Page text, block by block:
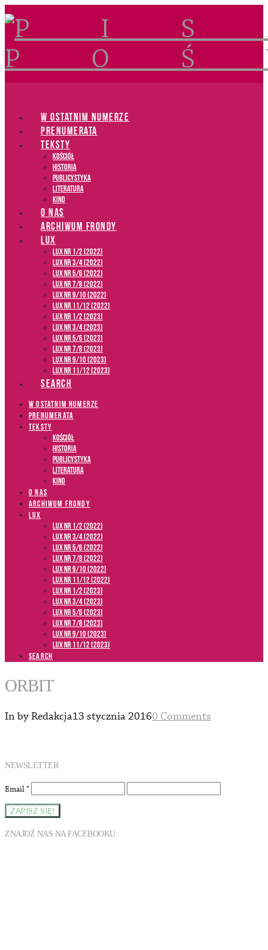
W OSTATNIM NUMERZE
PRENUMERATA
TEKSTY
Kościół
Historia
Publicystyka
Literatura
Kino
O NAS
ARCHIWUM FRONDY
LUX
LUX NR 1/2 (2022)
LUX NR 3/4 (2022)
LUX NR 5/6 (2022)
LUX NR 7/8 (2022)
LUX nr 9/10 (2022)
LUX NR 11/12 (2022)
LUX NR 1/2 (2023)
LUX NR 3/4 (2023)
LUX NR 5/6 (2023)
LUX NR 7/8 (2023)
LUX NR 9/10 (2023)
LUX NR 11/12 (2023)
SEARCH
W OSTATNIM NUMERZE
PRENUMERATA
TEKSTY
Kościół
Historia
Publicystyka
Literatura
Kino
O NAS
ARCHIWUM FRONDY
LUX
LUX NR 1/2 (2022)
LUX NR 3/4 (2022)
LUX NR 5/6 (2022)
LUX NR 7/8 (2022)
LUX nr 9/10 (2022)
LUX NR 11/12 (2022)
LUX NR 1/2 (2023)
LUX NR 3/4 (2023)
LUX NR 5/6 (2023)
LUX NR 7/8 (2023)
LUX NR 9/10 (2023)
LUX NR 11/12 (2023)
SEARCH
ORBIT
In by Redakcja13 stycznia 20160 Comments
NEWSLETTER
Email*
ZNAJDŹ NAS NA FACEBOOKU: